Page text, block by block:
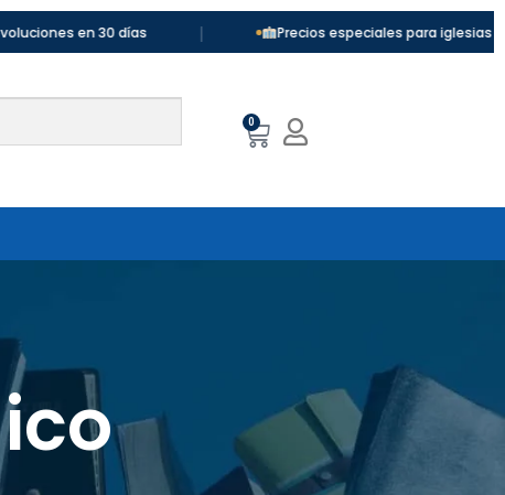
30 días | Precios especiales para iglesias y colegios
0